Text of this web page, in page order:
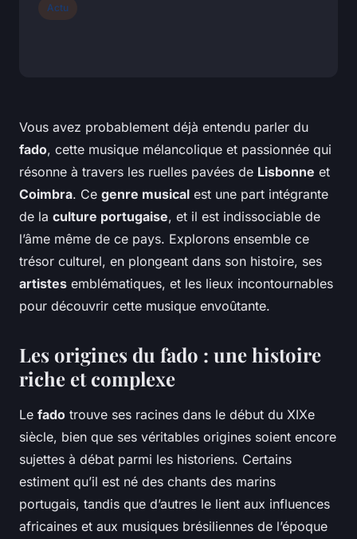
Vous avez probablement déjà entendu parler du
fado, cette musique mélancolique et passionnée qui
résonne à travers les ruelles pavées de Lisbonne et
Coimbra. Ce genre musical est une part intégrante
de la culture portugaise, et il est indissociable de
l’âme même de ce pays. Explorons ensemble ce
trésor culturel, en plongeant dans son histoire, ses
artistes emblématiques, et les lieux incontournables
pour découvrir cette musique envoûtante.
Les origines du fado : une histoire
riche et complexe
Le fado trouve ses racines dans le début du XIXe
siècle, bien que ses véritables origines soient encore
sujettes à débat parmi les historiens. Certains
estiment qu’il est né des chants des marins
portugais, tandis que d’autres le lient aux influences
africaines et aux musiques brésiliennes de l’époque
Actu